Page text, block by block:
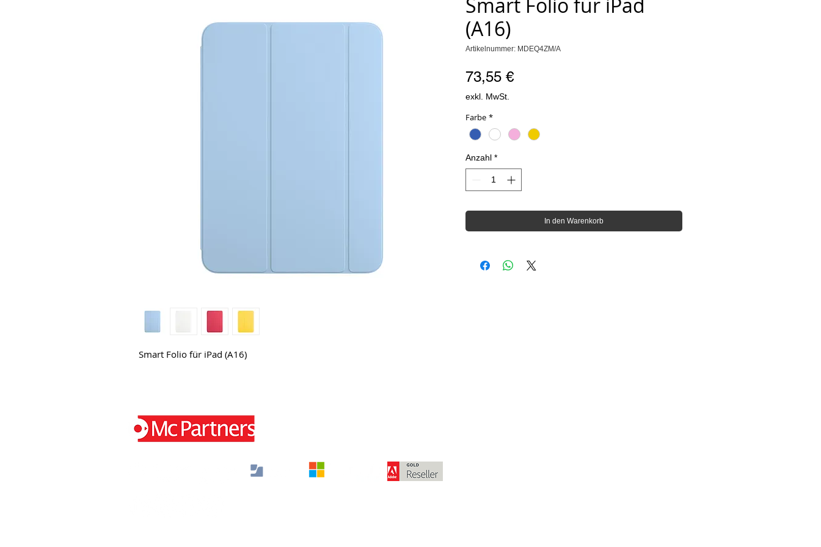
Smart Folio für iPad (A16)
Smart Folio für iPad
(A16)
Artikelnummer: MDEQ4ZM/A
73,55 €Preis
exkl. MwSt.
Farbe *
Anzahl *
In den Warenkorb